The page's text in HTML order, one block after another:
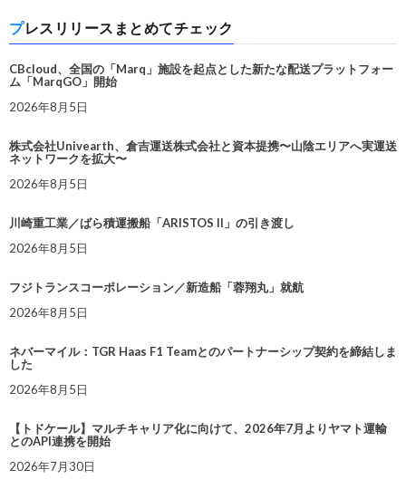
プレスリリースまとめてチェック
CBcloud、全国の「Marq」施設を起点とした新たな配送プラットフォー
ム「MarqGO」開始
2026年8月5日
株式会社Univearth、倉吉運送株式会社と資本提携〜山陰エリアへ実運送
ネットワークを拡大〜
2026年8月5日
川崎重工業／ばら積運搬船「ARISTOS II」の引き渡し
2026年8月5日
フジトランスコーポレーション／新造船「蓉翔丸」就航
2026年8月5日
ネバーマイル：TGR Haas F1 Teamとのパートナーシップ契約を締結しま
した
2026年8月5日
【トドケール】マルチキャリア化に向けて、2026年7月よりヤマト運輸
とのAPI連携を開始
2026年7月30日